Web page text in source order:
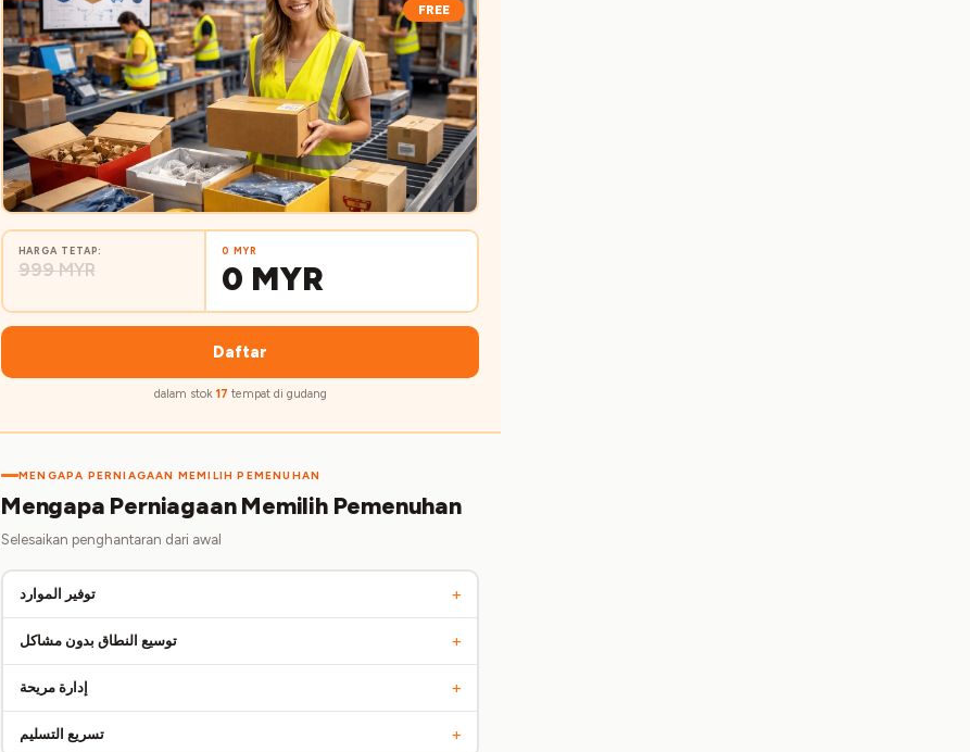
FREE
HARGA TETAP:
999 MYR
0 MYR
0 MYR
Daftar
dalam stok 17 tempat di gudang
MENGAPA PERNIAGAAN MEMILIH PEMENUHAN
Mengapa Perniagaan Memilih Pemenuhan
Selesaikan penghantaran dari awal
توفير الموارد +
توسيع النطاق بدون مشاكل +
إدارة مريحة +
تسريع التسليم +